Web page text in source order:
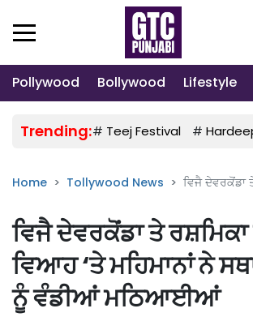
Pollywood Bollywood Lifestyle
Trending:# Teej Festival #
Home Tollywood News ਵਿਜੈ ਦੇਵਰਕੋਂਡਾ
ਵਿਜੈ ਦੇਵਰਕੋਂਡਾ ਤੇ ਰਸ਼ਮਿਕਾ
ਵਿਆਹ ‘ਤੇ ਮਹਿਮਾਨਾਂ ਨੇ
ਨੂੰ ਵੰਡੀਆਂ ਮਠਿਆਈਆਂ